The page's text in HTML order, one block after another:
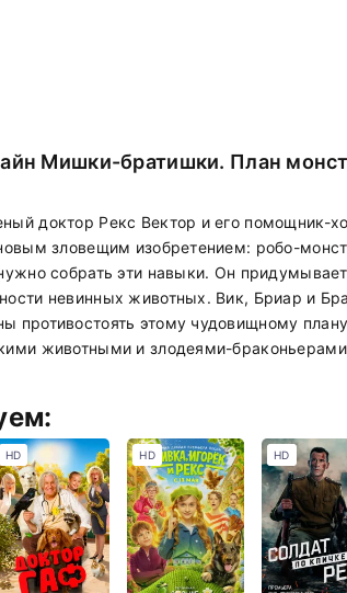
Мишки-братишки. План
доктор Рекс Вектор и его помощник-
зловещим изобретением: робо-
собрать эти навыки. Он
невинных животных. Вик, Бриар и
противостоять этому чудовищному
животными и злодеями-
HD HD HD